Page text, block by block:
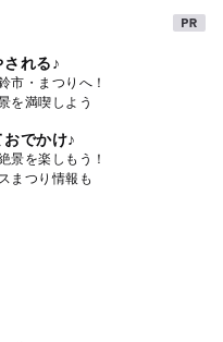
れる♪
市・まつりへ！
を満喫しよう
でかけ♪
景を楽しもう！
まつり情報も